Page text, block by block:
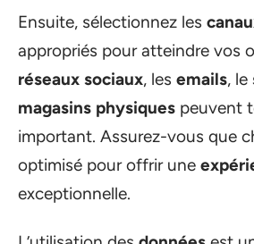
Ensuite, sélectionnez les
appropriés pour atteindre vos
réseaux sociaux, les emails, le
magasins physiques peuvent
important. Assurez-vous que
optimisé pour offrir une
exceptionnelle.